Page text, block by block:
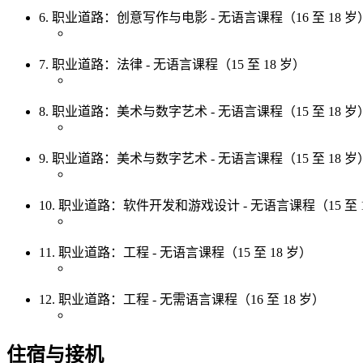
6. 职业道路：创意写作与电影 - 无语言课程（16 至 18 岁）
7. 职业道路：法律 - 无语言课程（15 至 18 岁）
8. 职业道路：美术与数字艺术 - 无语言课程（15 至 18 岁）
9. 职业道路：美术与数字艺术 - 无语言课程（15 至 18 岁）
10. 职业道路：软件开发和游戏设计 - 无语言课程（15 至
11. 职业道路：工程 - 无语言课程（15 至 18 岁）
12. 职业道路：工程 - 无需语言课程（16 至 18 岁）
住宿与接机